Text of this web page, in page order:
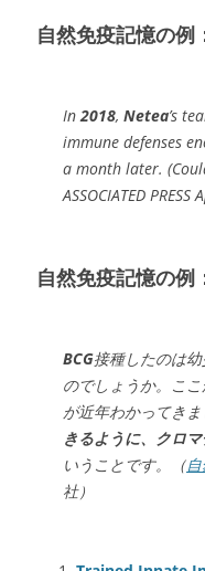
自然免疫記憶の例
In2018, Netea’s
immune defenses
a month later.
ASSOCIATED
自然免疫記憶の例
BCG接種したのは
のでしょうか。ここ
が近年わかってきま
きるように、クロ
いうことです。（
社）